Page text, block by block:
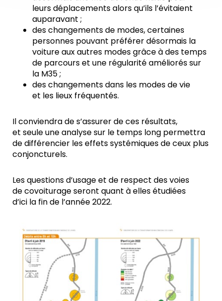
leurs déplacements alors qu’ils l’évitaient
auparavant ;
des changements de modes, certaines
personnes pouvant préférer désormais la
voiture aux autres modes grâce à des temps
de parcours et une régularité améliorés sur
la M35 ;
des changements dans les modes de vie
et les lieux fréquentés.
Il conviendra de s’assurer de ces résultats,
et seule une analyse sur le temps long permettra
de différencier les effets systémiques de ceux plus
conjoncturels.
Les questions d’usage et de respect des voies
de covoiturage seront quant à elles étudiées
d’ici la fin de l’année 2022.